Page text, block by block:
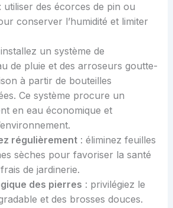
: utiliser des écorces de pin ou
conserver l’humidité et limiter
un système de
de pluie et des arroseurs goutte-
à partir de bouteilles
Ce système procure un
en eau économique et
régulièrement: éliminez feuilles
sèches pour favoriser la santé
de jardinerie.
des pierres : privilégiez le
et des brosses douces.